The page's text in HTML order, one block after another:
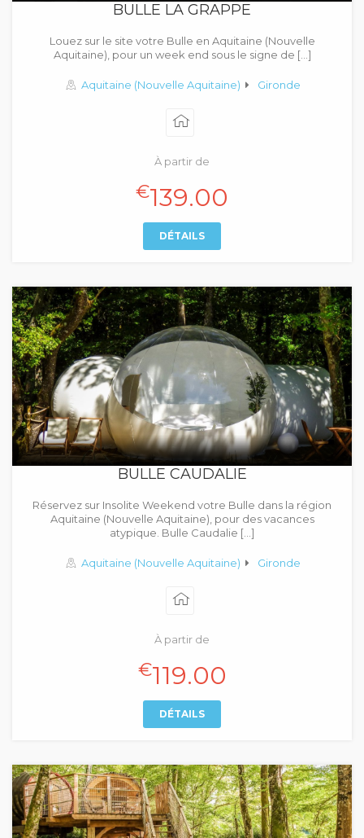
BULLE LA GRAPPE
Louez sur le site votre Bulle en Aquitaine (Nouvelle
Aquitaine), pour un week end sous le signe de […]
Aquitaine (Nouvelle Aquitaine) Gironde
À partir de
€139.00
DÉTAILS
BULLE CAUDALIE
Réservez sur Insolite Weekend votre Bulle dans la région
Aquitaine (Nouvelle Aquitaine), pour des vacances
atypique. Bulle Caudalie […]
Aquitaine (Nouvelle Aquitaine) Gironde
À partir de
€119.00
DÉTAILS